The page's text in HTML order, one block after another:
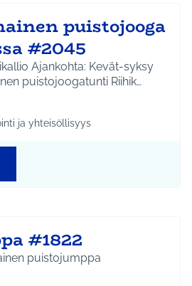
puistojooga
#2045
Ajankohta: Kevät-syksy
puistojoogatunti Riihik…
mukaan: Riihikallio
teeman mukaan: Hyvinvointi ja
ja yhteisöllisyys
#1822
puistojumppa